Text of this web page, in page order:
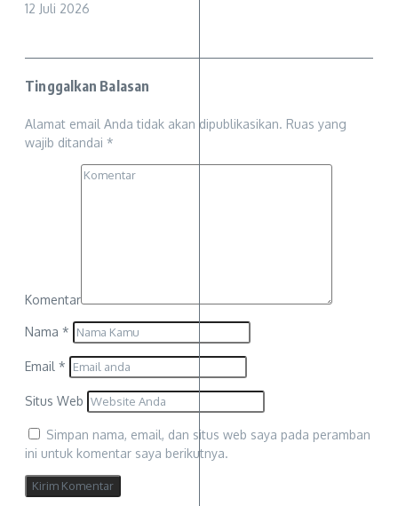
12 Juli 2026
Tinggalkan Balasan
Alamat email Anda tidak akan dipublikasikan. Ruas yang
wajib ditandai *
Komentar
Nama *
Email *
Situs Web
Simpan nama, email, dan situs web saya pada peramban
ini untuk komentar saya berikutnya.